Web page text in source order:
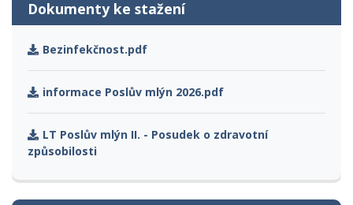
Dokumenty ke stažení
Bezinfekčnost.pdf
informace Poslův mlýn 2026.pdf
LT Poslův mlýn II. - Posudek o zdravotní
způsobilosti